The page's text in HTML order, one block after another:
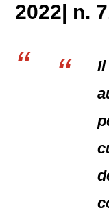
2022| n.
Il